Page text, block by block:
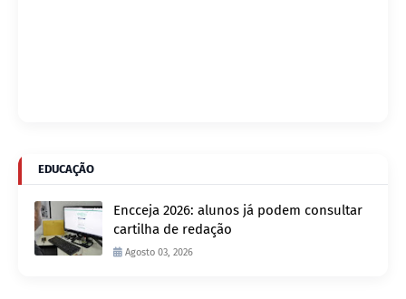
EDUCAÇÃO
Encceja 2026: alunos já podem consultar
cartilha de redação
Agosto 03, 2026